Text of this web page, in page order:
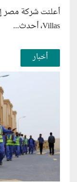
Villas، أحدث...
أخبار